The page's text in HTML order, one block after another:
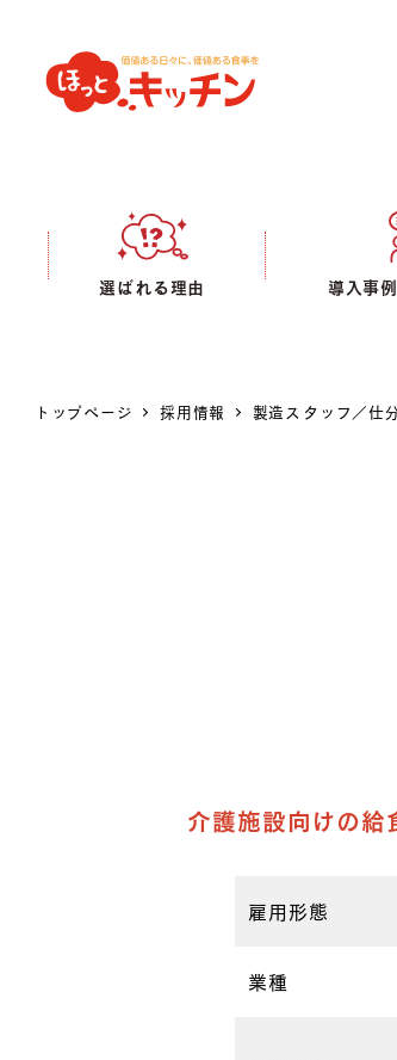
選ばれる理由 導入事
トップページ 採用情報 製造スタッフ／仕
介護施設向けの給
雇用形態
業種